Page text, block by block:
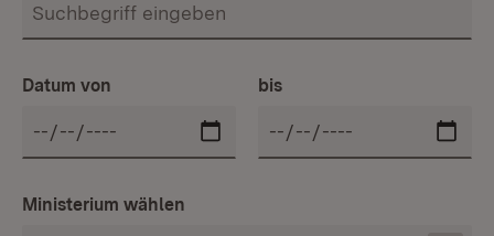
Datum von bis
Ministerium wählen